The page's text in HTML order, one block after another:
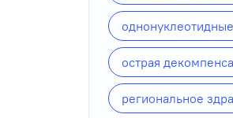
острая
региональное